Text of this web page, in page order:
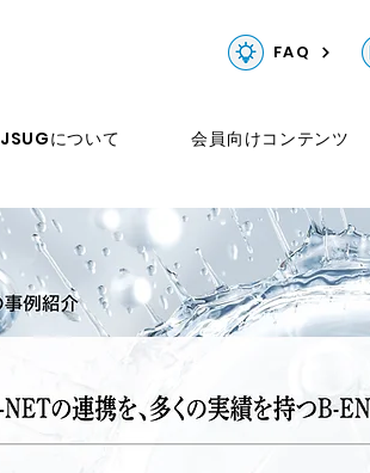
FAQ
JSUGについて 会員向けコンテンツ